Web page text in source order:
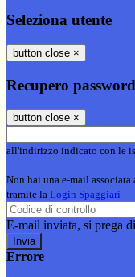
Seleziona utente
button close ×
Recupero password
button close ×
all'indirizzo indicato con le
Non hai una e-mail
tramite la Login Spaggiari
E-mail inviata, si prega
Errore